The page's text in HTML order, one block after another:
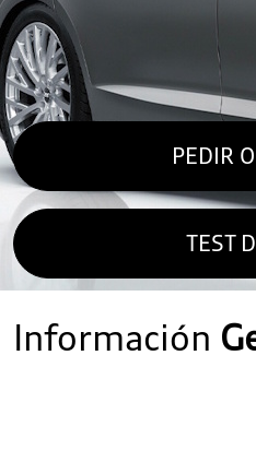
PEDIR
TEST
Información